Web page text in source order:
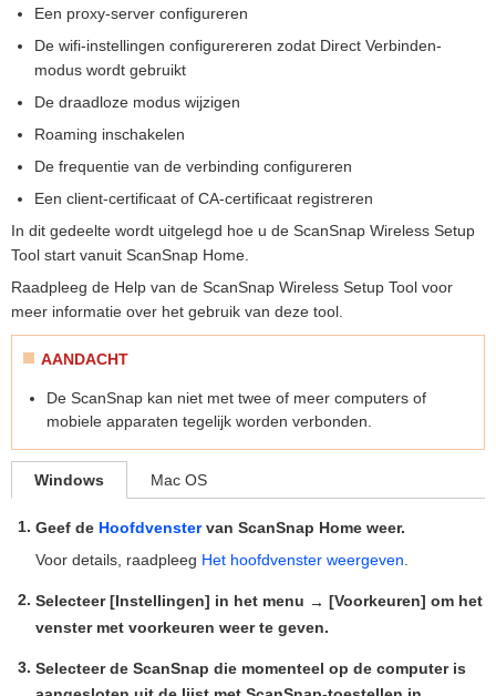
Een proxy-server configureren
De wifi-instellingen configurereren zodat Direct Verbinden-
modus wordt gebruikt
De draadloze modus wijzigen
Roaming inschakelen
De frequentie van de verbinding configureren
Een client-certificaat of CA-certificaat registreren
In dit gedeelte wordt uitgelegd hoe u de ScanSnap Wireless Setup
Tool start vanuit ScanSnap Home.
Raadpleeg de Help van de ScanSnap Wireless Setup Tool voor
meer informatie over het gebruik van deze tool.
AANDACHT
De ScanSnap kan niet met twee of meer computers of
mobiele apparaten tegelijk worden verbonden.
Windows
Geef de Hoofdvenstervan ScanSnap Home weer.
Voor details, raadpleeg Het hoofdvenster weergeven
Selecteer [Instellingen] in het menu → [Voorkeuren] om het
venster met voorkeuren weer te geven.
Selecteer de ScanSnap die momenteel op de computer is
Mac OS